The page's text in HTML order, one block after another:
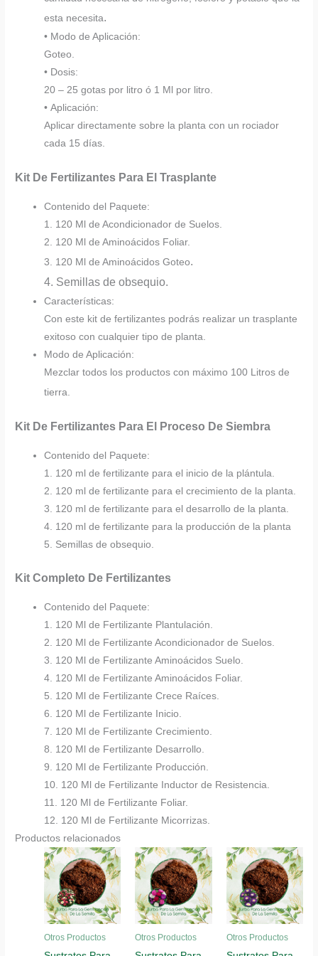
esta necesita.
• Modo de Aplicación:
Goteo.
• Dosis:
20 – 25 gotas por litro ó 1 Ml por litro.
• Aplicación:
Aplicar directamente sobre la planta con un rociador
cada 15 días.
Kit De Fertilizantes Para El Trasplante
Contenido del Paquete:
1. 120 Ml de Acondicionador de Suelos.
2. 120 Ml de Aminoácidos Foliar.
3. 120 Ml de Aminoácidos Goteo.
4. Semillas de obsequio.
Características:
Con este kit de fertilizantes podrás realizar un trasplante
exitoso con cualquier tipo de planta.
Modo de Aplicación:
Mezclar todos los productos con máximo 100 Litros de
tierra.
Kit De Fertilizantes Para El Proceso De Siembra
Contenido del Paquete:
1. 120 ml de fertilizante para el inicio de la plántula.
2. 120 ml de fertilizante para el crecimiento de la planta.
3. 120 ml de fertilizante para el desarrollo de la planta.
4. 120 ml de fertilizante para la producción de la planta
5. Semillas de obsequio.
Kit Completo De Fertilizantes
Contenido del Paquete:
1. 120 Ml de Fertilizante Plantulación.
2. 120 Ml de Fertilizante Acondicionador de Suelos.
3. 120 Ml de Fertilizante Aminoácidos Suelo.
4. 120 Ml de Fertilizante Aminoácidos Foliar.
5. 120 Ml de Fertilizante Crece Raíces.
6. 120 Ml de Fertilizante Inicio.
7. 120 Ml de Fertilizante Crecimiento.
8. 120 Ml de Fertilizante Desarrollo.
9. 120 Ml de Fertilizante Producción.
10. 120 Ml de Fertilizante Inductor de Resistencia.
11. 120 Ml de Fertilizante Foliar.
12. 120 Ml de Fertilizante Micorrizas.
Productos relacionados
Otros Productos Otros Productos Otros Productos